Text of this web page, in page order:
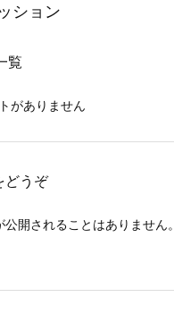
ション
覧
がありません
どうぞ
公開されることはありません。